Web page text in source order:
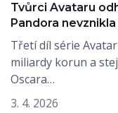
Tvůrci Avataru
Pandora nevznikla
Třetí díl série
miliardy korun a
Oscara…
3. 4. 2026